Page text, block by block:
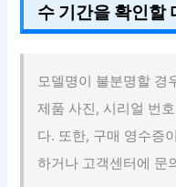
수 기간을 확인할
모델명이 불분명할 경
제품 사진, 시리얼 번
다. 또한, 구매 영수증
하거나 고객센터에 문